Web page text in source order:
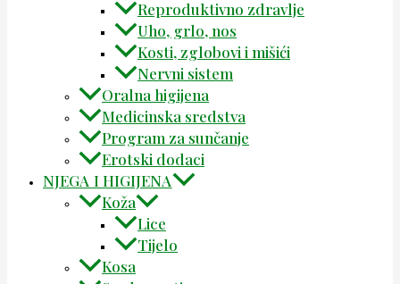
Reproduktivno zdravlje
Uho, grlo, nos
Kosti, zglobovi i mišići
Nervni sistem
Oralna higijena
Medicinska sredstva
Program za sunčanje
Erotski dodaci
NJEGA I HIGIJENA
Koža
Lice
Tijelo
Kosa